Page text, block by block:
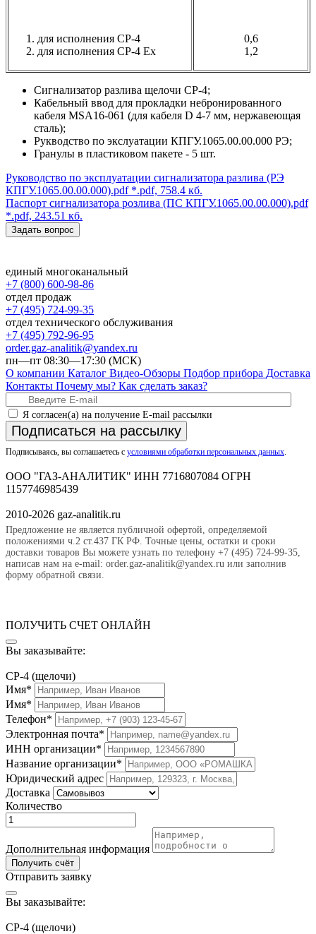
для исполнения СР-4
для исполнения СР-4 Ех
0,6
1,2
Сигнализатор разлива щелочи СР-4;
Кабельный ввод для прокладки небронированного
кабеля МSA16-061 (для кабеля D 4-7 мм, нержавеющая
сталь);
Рукводство по экслуатации КПГУ.1065.00.00.000 РЭ;
Гранулы в пластиковом пакете - 5 шт.
Руководство по эксплуатации сигнализатора разлива (РЭ
КПГУ.1065.00.00.000).pdf*.pdf, 758.4 кб.
Паспорт сигнализатора розлива (ПС КПГУ.1065.00.00.000).pdf
*.pdf, 243.51 кб.
Задать вопрос
единый многоканальный
+7 (800) 600-98-86
отдел продаж
+7 (495) 724-99-35
отдел технического обслуживания
+7 (495) 792-96-95
order.gaz-analitik@yandex.ru
пн—пт 08:30—17:30 (МСК)
О компании Каталог Видео-Обзоры Подбор прибора Доставка
Контакты Почему мы? Как сделать заказ?
Я согласен(а) на получение E-mail рассылки
Подписаться на рассылку
Подписываясь, вы соглашаетесь с условиями обработки персональных данных.
ООО "ГАЗ-АНАЛИТИК" ИНН 7716807084 ОГРН
1157746985439
2010-2026 gaz-analitik.ru
Предложение не является публичной офертой, определяемой
положениями ч.2 ст.437 ГК РФ. Точные цены, остатки и сроки
доставки товаров Вы можете узнать по телефону +7 (495) 724-99-35,
написав нам на e-mail: order.gaz-analitik@yandex.ru или заполнив
форму обратной связи.
ПОЛУЧИТЬ СЧЕТ ОНЛАЙН
Вы заказывайте:
СР-4 (щелочи)
Имя*
Имя*
Телефон*
Электронная почта*
ИНН организации*
Название организации*
Юридический адрес
Доставка
Количество
Дополнительная информация
Получить счёт
Отправить заявку
Вы заказывайте:
СР-4 (щелочи)